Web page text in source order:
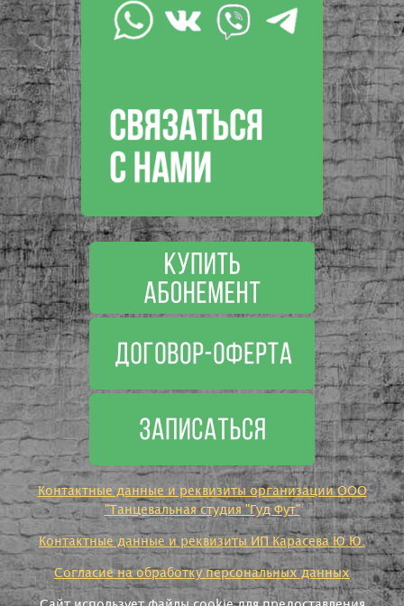
Контактные данные и реквизиты организации ООО
"Танцевальная студия "Гуд Фут"
Контактные данные и реквизиты ИП Карасева Ю.Ю.
Согласие на обработку персональных данных